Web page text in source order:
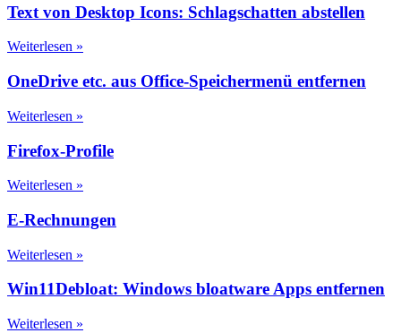
Text von Desktop Icons: Schlagschatten abstellen
Weiterlesen »
OneDrive etc. aus Office-Speichermenü entfernen
Weiterlesen »
Firefox-Profile
Weiterlesen »
E-Rechnungen
Weiterlesen »
Win11Debloat: Windows bloatware Apps entfernen
Weiterlesen »